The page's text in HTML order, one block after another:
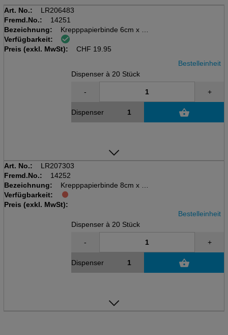
Art. No.:
LR206483
Fremd.No.:
14251
Bezeichnung:
Krepppapierbinde 6cm x 4m
20 Stk / Disp., weiss, 100 %
Zellulose
Verfügbarkeit:
Preis (exkl. MwSt):
CHF 19.95
Bestelleinheit
Dispenser à 20 Stück
- +
Dispenser
Art. No.:
LR207303
Fremd.No.:
14252
Bezeichnung:
Krepppapierbinde 8cm x 4m
Dispenser à 20 Stk, weiss
100% Zellulose
Verfügbarkeit:
Preis (exkl. MwSt):
Bestelleinheit
Dispenser à 20 Stück
- +
Dispenser